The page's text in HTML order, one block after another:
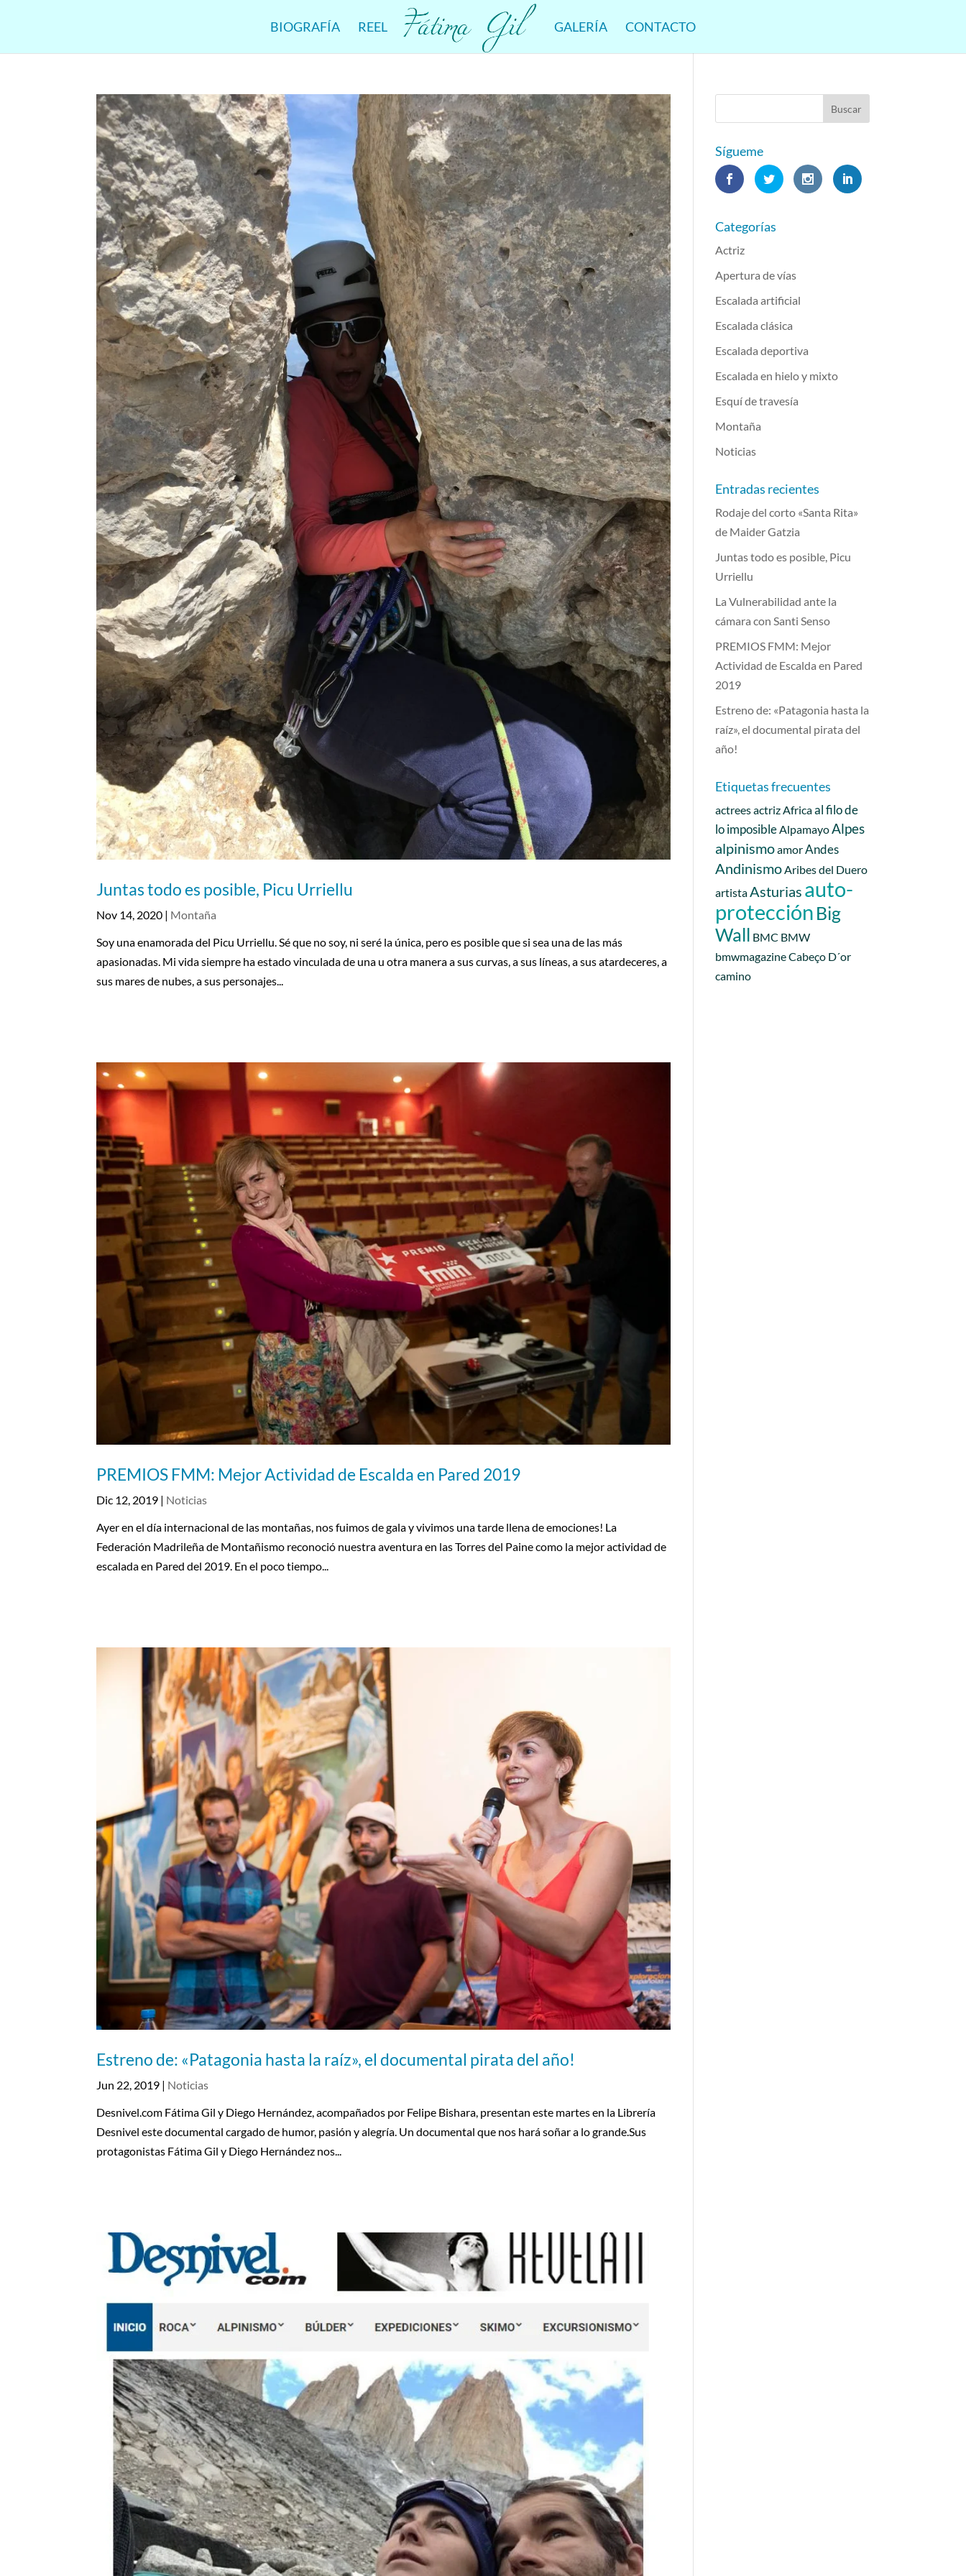
BIOGRAFÍA REEL GALERÍA CONTACTO
Juntas todo es posible, Picu Urriellu
Nov 14, 2020 | Montaña
Soy una enamorada del Picu Urriellu. Sé que no soy, ni seré la única, pero es posible que si sea una de las más
apasionadas. Mi vida siempre ha estado vinculada de una u otra manera a sus curvas, a sus líneas, a sus atardeceres, a
sus mares de nubes, a sus personajes...
PREMIOS FMM: Mejor Actividad de Escalda en Pared 2019
Dic 12, 2019 | Noticias
Ayer en el día internacional de las montañas, nos fuimos de gala y vivimos una tarde llena de emociones! La
Federación Madrileña de Montañismo reconoció nuestra aventura en las Torres del Paine como la mejor actividad de
escalada en Pared del 2019. En el poco tiempo...
Estreno de: «Patagonia hasta la raíz», el documental pirata del año!
Jun 22, 2019 | Noticias
Desnivel.com Fátima Gil y Diego Hernández, acompañados por Felipe Bishara, presentan este martes en la Librería
Desnivel este documental cargado de humor, pasión y alegría. Un documental que nos hará soñar a lo grande.Sus
protagonistas Fátima Gil y Diego Hernández nos...
Sígueme
Categorías
Actriz
Apertura de vías
Escalada artificial
Escalada clásica
Escalada deportiva
Escalada en hielo y mixto
Esquí de travesía
Montaña
Noticias
Entradas recientes
Rodaje del corto «Santa Rita»
de Maider Gatzia
Juntas todo es posible, Picu
Urriellu
La Vulnerabilidad ante la
cámara con Santi Senso
PREMIOS FMM: Mejor
Actividad de Escalda en Pared
2019
Estreno de: «Patagonia hasta la
raíz», el documental pirata del
año!
Etiquetas frecuentes
actreesactrizAfricaal filo de
lo imposibleAlpamayoAlpes
alpinismoamorAndes
AndinismoAribes del Duero
artistaAsturias auto-
protección Big
Wall BMC BMW
bmwmagazineCabeço D´or
camino